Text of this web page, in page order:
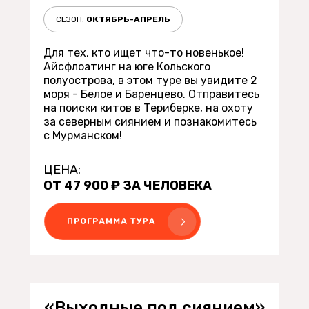
СЕЗОН: ОКТЯБРЬ-АПРЕЛЬ
Для тех, кто ищет что-то новенькое!
Айсфлоатинг на юге Кольского
полуострова, в этом туре вы увидите 2
моря - Белое и Баренцево. Отправитесь
на поиски китов в Териберке, на охоту
за северным сиянием и познакомитесь
с Мурманском!
ЦЕНА:
ОТ 47 900 ₽ ЗА ЧЕЛОВЕКА